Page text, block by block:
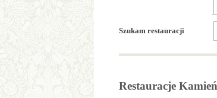
Szukam restauracji
Restauracje